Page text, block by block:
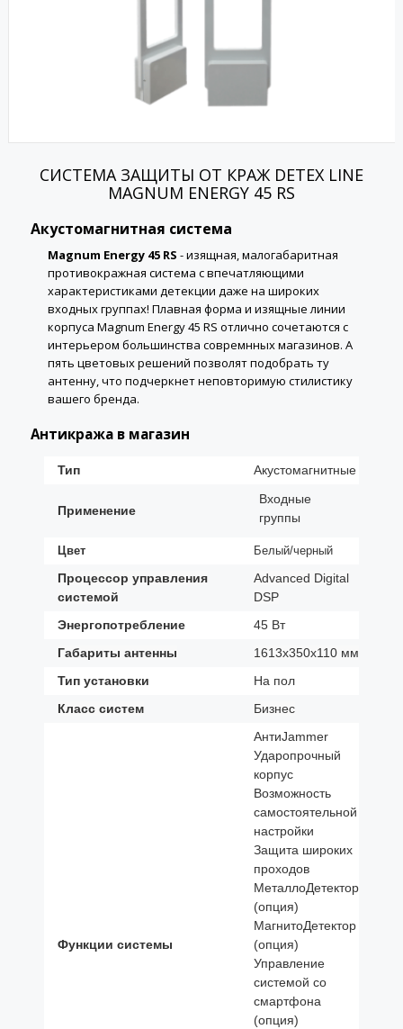
СИСТЕМА ЗАЩИТЫ ОТ КРАЖ DETEX LINE
MAGNUM ENERGY 45 RS
Акустомагнитная система
Magnum Energy 45 RS - изящная, малогабаритная
противокражная система с впечатляющими
характеристиками детекции даже на широких
входных группах! Плавная форма и изящные линии
корпуса Magnum Energy 45 RS отлично сочетаются с
интерьером большинства совремнных магазинов. А
пять цветовых решений позволят подобрать ту
антенну, что подчеркнет неповторимую стилистику
вашего бренда.
Антикража в магазин
Тип Акустомагнитные
Применение
Входные
группы
Цвет Белый/черный
Процессор управления
системой
Advanced Digital
DSP
Энергопотребление
45 Вт
Габариты антенны
1613х350х110 мм
Тип установки
На пол
Класс систем
Бизнес
Функции системы
АнтиJammer
Ударопрочный
корпус
Возможность
самостоятельной
настройки
Защита широких
проходов
МеталлоДетектор
(опция)
МагнитоДетектор
(опция)
Управление
системой со
смартфона
(опция)